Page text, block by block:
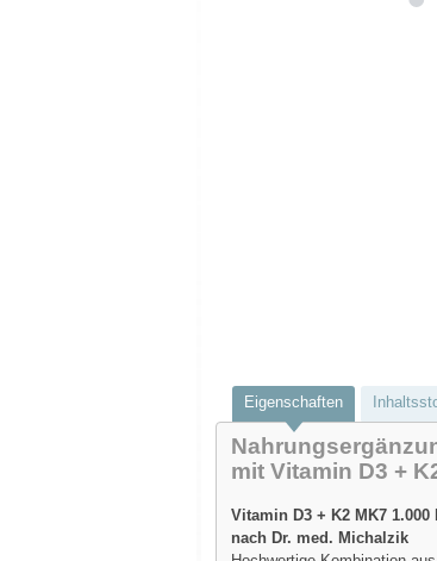
Eigenschaften
mit Vitamin D3 +
Vitamin D3 + K2 MK7
nach Dr. med. Michalzik